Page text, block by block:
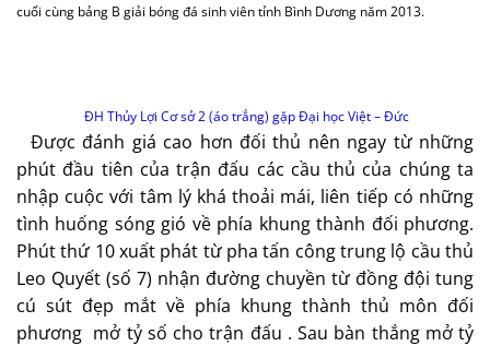
cuối cùng bảng B giải bóng đá sinh viên tỉnh Bình Dương năm 2013.
ĐH Thủy Lợi Cơ sở 2 (áo trắng) gặp Đại học Việt – Đức
Được đánh giá cao hơn đối thủ nên ngay từ những
phút đầu tiên của trận đấu các cầu thủ của chúng ta
nhập cuộc với tâm lý khá thoải mái, liên tiếp có những
tình huống sóng gió về phía khung thành đối phương.
Phút thứ 10 xuất phát từ pha tấn công trung lộ cầu thủ
Leo Quyết (số 7) nhận đường chuyền từ đồng đội tung
cú sút đẹp mắt về phía khung thành thủ môn đối
phương mở tỷ số cho trận đấu . Sau bàn thắng mở tỷ